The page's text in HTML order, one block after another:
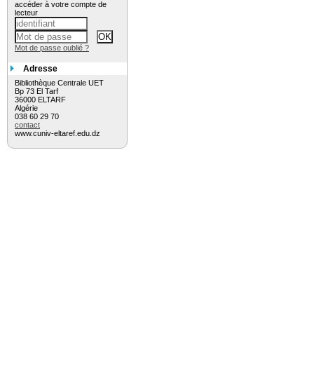
accéder à votre compte de
lecteur
Mot de passe oublié ?
Adresse
Bibliothèque Centrale UET
Bp 73 El Tarf
36000 ELTARF
Algérie
038 60 29 70
contact
www.cuniv-eltaref.edu.dz